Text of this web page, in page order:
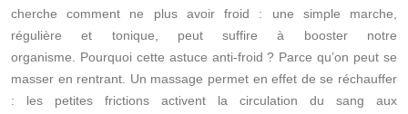
cherche comment ne plus avoir froid : une simple marche,
régulière et tonique, peut suffire à booster notre
organisme. Pourquoi cette astuce anti-froid ? Parce qu’on peut se
masser en rentrant. Un massage permet en effet de se réchauffer
: les petites frictions activent la circulation du sang aux